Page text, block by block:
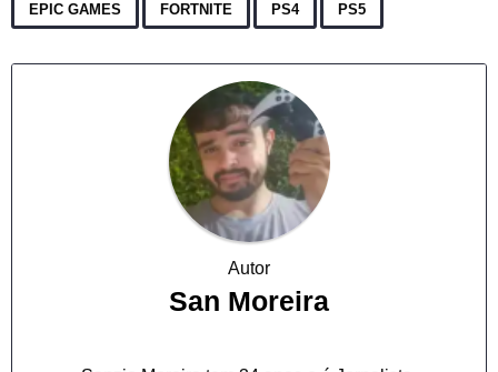
EPIC GAMES FORTNITE PS4 PS5
Autor
San Moreira